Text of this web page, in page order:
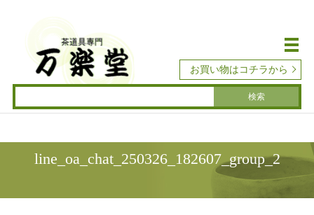
メ
お買い物はコチラから
line_oa_chat_250326_182607_group_2